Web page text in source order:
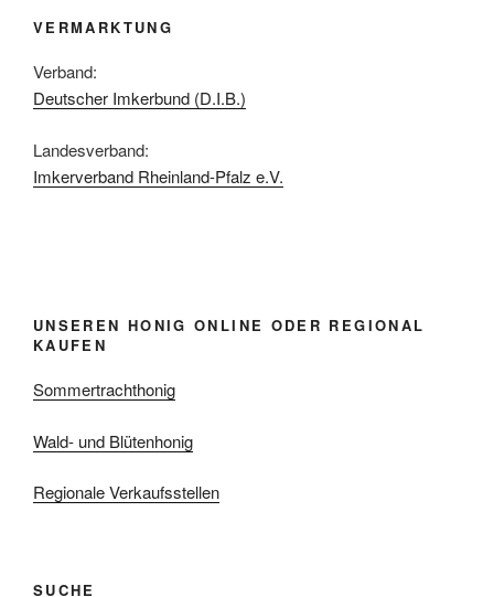
VERMARKTUNG
Verband:
Deutscher Imkerbund (D.I.B.)
Landesverband:
Imkerverband Rheinland-Pfalz e.V.
UNSEREN HONIG ONLINE ODER REGIONAL
KAUFEN
Sommertrachthonig
Wald- und Blütenhonig
Regionale Verkaufsstellen
SUCHE